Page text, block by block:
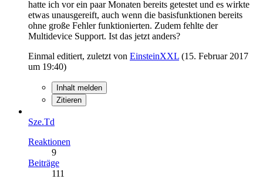
hatte ich vor ein paar Monaten bereits getestet und es wirkte
etwas unausgereift, auch wenn die basisfunktionen bereits
ohne große Fehler funktionierten. Zudem fehlte der
Multidevice Support. Ist das jetzt anders?
Einmal editiert, zuletzt von EinsteinXXL (15. Februar 2017
um 19:40)
Inhalt melden
Zitieren
Sze.Td
Reaktionen
9
Beiträge
111